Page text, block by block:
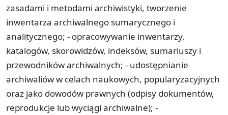
zasadami i metodami archiwistyki, tworzenie
inwentarza archiwalnego sumarycznego i
analitycznego; - opracowywanie inwentarzy,
katalogów, skorowidzów, indeksów, sumariuszy i
przewodników archiwalnych; - udostępnianie
archiwaliów w celach naukowych, popularyzacyjnych
oraz jako dowodów prawnych (odpisy dokumentów,
reprodukcje lub wyciągi archiwalne); -